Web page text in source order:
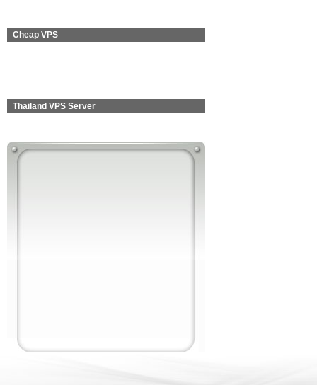
Cheap VPS
Thailand VPS Server